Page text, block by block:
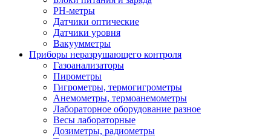
PH-метры
Датчики оптические
Датчики уровня
Вакуумметры
Приборы неразрушающего контроля
Газоанализаторы
Пирометры
Гигрометры, термогигрометры
Анемометры, термоанемометры
Лабораторное оборудование разное
Весы лабораторные
Дозиметры, радиометры